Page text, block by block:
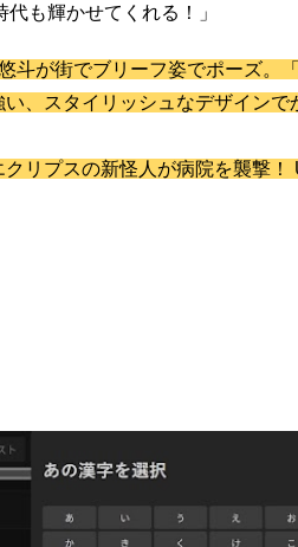
も輝かせてくれる！」
悠斗が街でブリーフ姿でポーズ
、スタイリッシュなデザイン
リプスの新怪人が病院を襲撃！